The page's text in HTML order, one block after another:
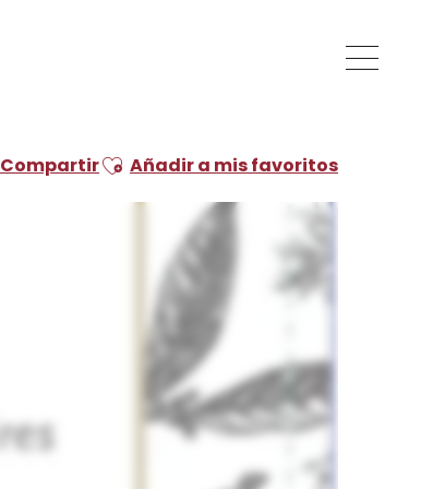
CompartirAjouter aux favoris
Añadir a mis favoritos